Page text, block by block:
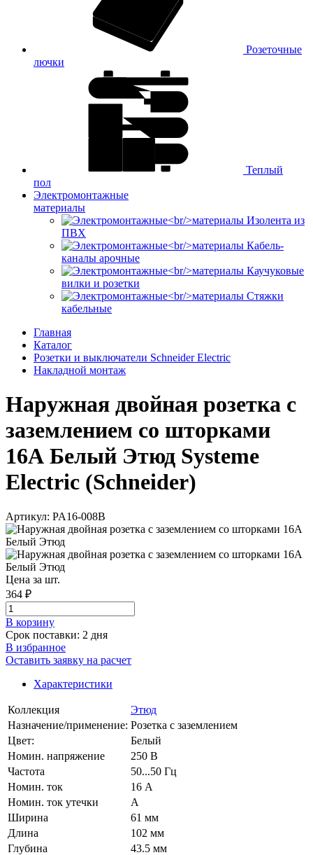
Розеточные
лючки
Теплый
пол
Электромонтажные
материалы
Изолента из
ПВХ
Кабель-
каналы арочные
Каучуковые
вилки и розетки
Стяжки
кабельные
Главная
Каталог
Розетки и выключатели Schneider Electric
Накладной монтаж
Наружная двойная розетка с
заземлением со шторками
16А Белый Этюд Systeme
Electric (Schneider)
Артикул: PA16-008B
Цена за шт.
364 ₽
В корзинy
Срок поставки: 2 дня
В избранное
Оставить заявку на расчет
Характеристики
Коллекция
Этюд
Назначение/применение: Розетка с заземлением
Цвет:
Белый
Номин. напряжение
250 В
Частота
50...50 Гц
Номин. ток
16 А
Номин. ток утечки
А
Ширина
61 мм
Длина
102 мм
Глубина
43.5 мм